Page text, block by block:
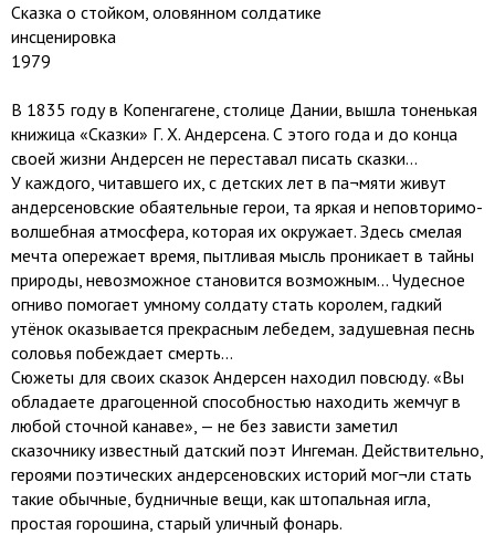
Сказка о стойком, оловянном солдатике
инсценировка
1979
В 1835 году в Копенгагене, столице Дании, вышла тоненькая
книжица «Сказки» Г. X. Андерсена. С этого года и до конца
своей жизни Андерсен не переставал писать сказки...
У каждого, читавшего их, с детских лет в па¬мяти живут
андерсеновские обаятельные герои, та яркая и неповторимо-
волшебная атмосфера, которая их окружает. Здесь смелая
мечта опережает время, пытливая мысль проникает в тайны
природы, невозможное становится возможным... Чудесное
огниво помогает умному солдату стать королем, гадкий
утёнок оказывается прекрасным лебедем, задушевная песнь
соловья побеждает смерть...
Сюжеты для своих сказок Андерсен находил повсюду. «Вы
обладаете драгоценной способностью находить жемчуг в
любой сточной канаве», — не без зависти заметил
сказочнику известный датский поэт Ингеман. Действительно,
героями поэтических андерсеновских историй мог¬ли стать
такие обычные, будничные вещи, как штопальная игла,
простая горошина, старый уличный фонарь.